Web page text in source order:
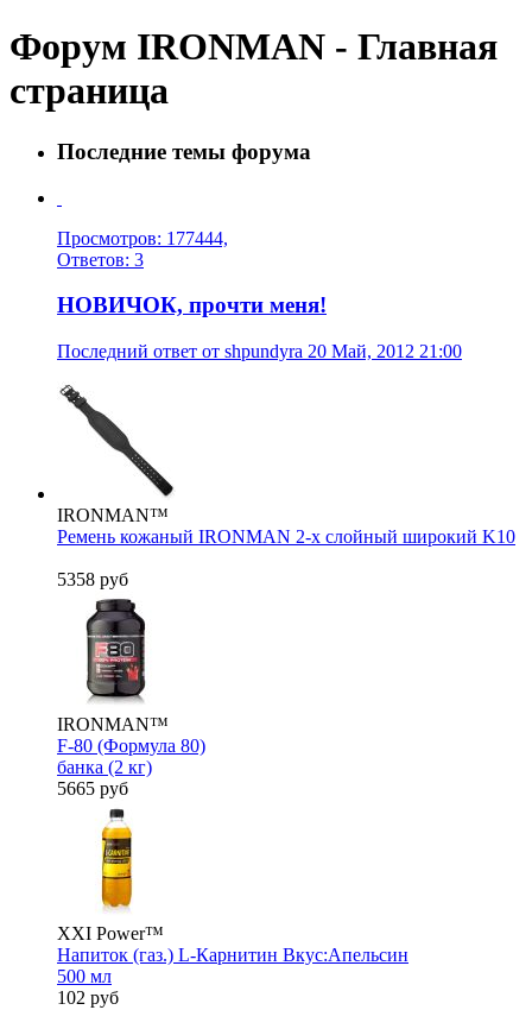
Форум IRONMAN - Главная
страница
Последние темы форума
Просмотров: 177444,
Ответов: 3
НОВИЧОК, прочти меня!
Последний ответ от shpundyra 20 Май, 2012 21:00
IRONMAN™
Ремень кожаный IRONMAN 2-х слойный широкий K10
5358 руб
IRONMAN™
F-80 (Формула 80)
банка (2 кг)
5665 руб
XXI Power™
Напиток (газ.) L-Карнитин Вкус:Апельсин
500 мл
102 руб